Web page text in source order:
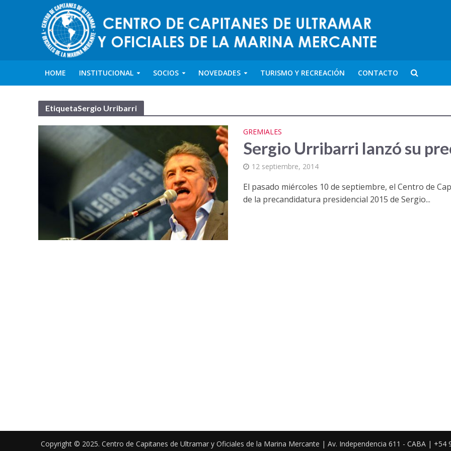
HOME INSTITUCIONAL SOCIOS NOVEDADES TURISMO Y RECREACIÓN CONTACTO
EtiquetaSergio Urribarri
GREMIALES
Sergio Urribarri lanzó su
12 septiembre, 2014
El pasado miércoles 10 de septiembre, el Centro de
de la precandidatura presidencial 2015 de Sergio...
Copyright © 2025. Centro de Capitanes de Ultramar y Oficiales de la Marina Mercante | Av. Independencia 611 - CABA | +54